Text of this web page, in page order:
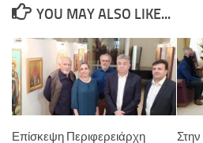
YOU MAY ALSO LIKE...
Επίσκεψη Περιφερειάρχη
Στην